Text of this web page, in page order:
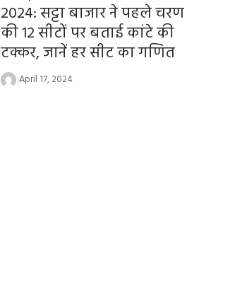
2024: सट्टा बाजार ने पहले चरण
की 12 सीटों पर बताई कांटे की
टक्कर, जानें हर सीट का गणित
April 17, 2024